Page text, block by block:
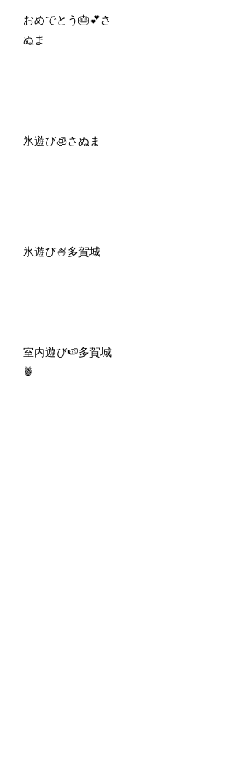
おめでとう🎂💕さ
ぬま
氷遊び🧊さぬま
氷遊び🍧多賀城
室内遊び🍉多賀城
🍍